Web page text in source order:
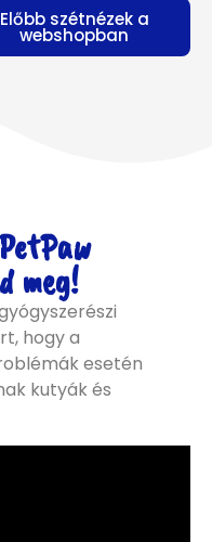
Előbb szétnézek a
webshopban
meg!
hogy a
esetén
kutyák és